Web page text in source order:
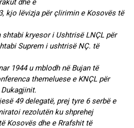
dhe e
kjo lëvizja për çlirimin e Kosovës të
shtabi kryesor i Ushtrisë LNÇL për
Suprem i ushtrisë NÇ. të
1944 u mblodh në Bujan të
themeluese e KNÇL për
49 delegatë, prej tyre 6 serbë e
rezolutën ku shprehej
Kosovës dhe e Rrafshit të